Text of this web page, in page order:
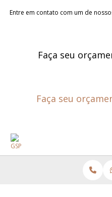
Entre em contato com um de
Faça seu
Faça seu